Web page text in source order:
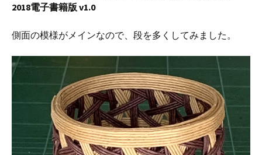
2018電子書籍版 v1.0
側面の模様がメインなので、段を多くしてみました。